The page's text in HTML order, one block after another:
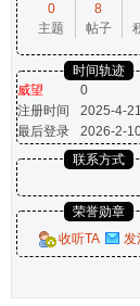
0
主题
8
帖子
时间轨迹
威望
0
注册时间
2025-4-21
最后登录
2026-2-
联系方式
荣誉勋章
收听TA
发